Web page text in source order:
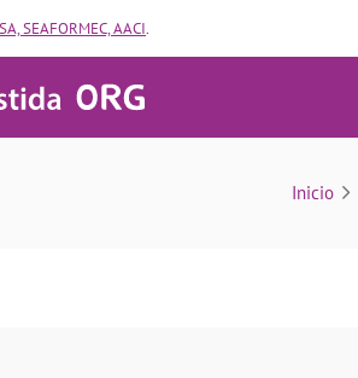
SEAFORMEC, AACI.
Inicio